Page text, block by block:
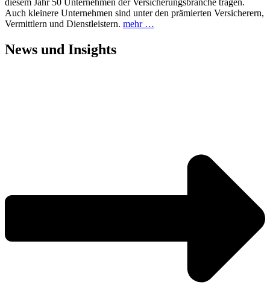
Auch kleinere Unternehmen sind unter den prämierten Versicherern,
Vermittlern und Dienstleistern. mehr …
News und Insights